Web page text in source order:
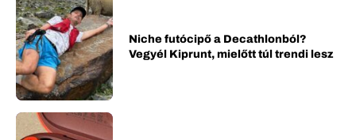
Niche futócipő a Decathlonból?
Vegyél Kiprunt, mielőtt túl trendi lesz